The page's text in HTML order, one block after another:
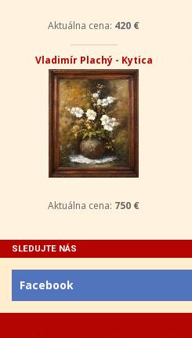
Aktuálna cena: 420 €
Vladimír Plachý - Kytica
Aktuálna cena: 750 €
SLEDUJTE NÁS
Facebook